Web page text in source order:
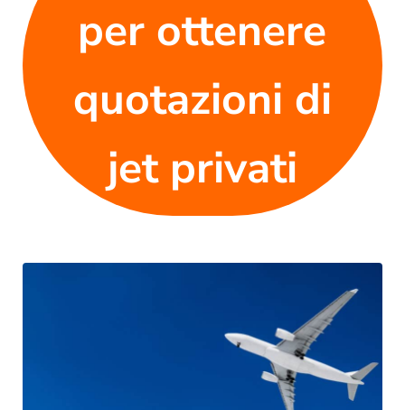
per ottenere
quotazioni di
jet privati